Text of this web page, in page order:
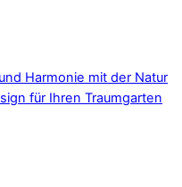
Harmonie mit der Natur
für Ihren Traumgarten